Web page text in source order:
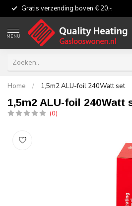
Gratis verzending boven € 20,-.
MENU
Home / 1,5m2 ALU-foil 240Watt set
1,5m2 ALU-foil 240Watt
(0)